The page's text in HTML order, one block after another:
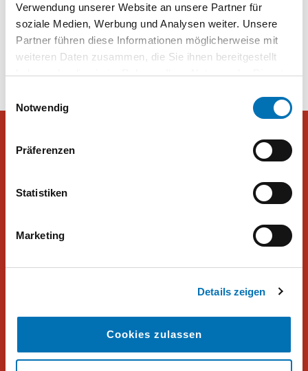
Verwendung unserer Website an unsere Partner für
soziale Medien, Werbung und Analysen weiter. Unsere
Partner führen diese Informationen möglicherweise mit
weiteren Daten zusammen, die Sie ihnen bereitgestellt
haben oder die sie im Rahmen Ihrer Nutzung der Dienste
Cookies, wenn Sie unsere Webseite weiterhin nutzen.
Notwendig
Präferenzen
Statistiken
Marketing
Details zeigen
Cookies zulassen
Beitragsnavigation
Sebastian Kurz im
Exklusivinterview bei
„Pragmaticus“
Bei den Grünen geht es um
Schadensbegrenzung
Meinungsforschung für Politik, Wirtschaft und Non-Profit-
Organisationen.